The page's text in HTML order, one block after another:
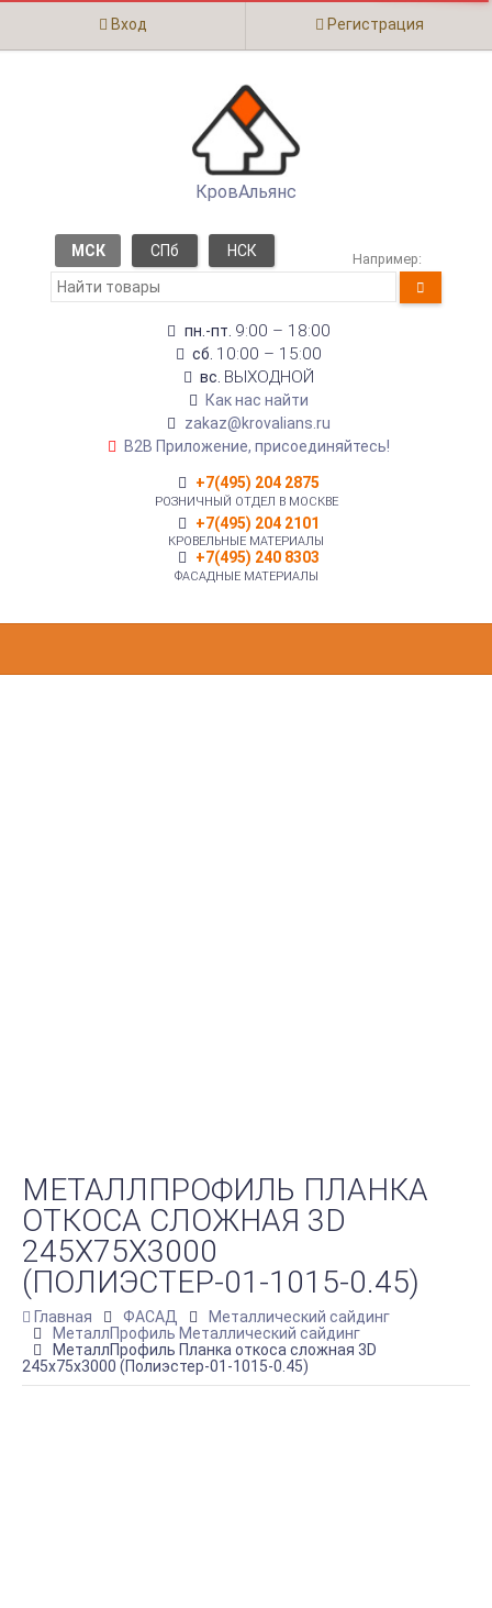
Вход Регистрация
КровАльянс
МСК СПб НСК Например:
пн.-пт. 9:00 – 18:00
сб. 10:00 – 15:00
вс. ВЫХОДНОЙ
Как нас найти
zakaz@krovalians.ru
B2B Приложение, присоединяйтесь!
+7(495) 204 2875
РОЗНИЧНЫЙ ОТДЕЛ В МОСКВЕ
+7(495) 204 2101
КРОВЕЛЬНЫЕ МАТЕРИАЛЫ
+7(495) 240 8303
ФАСАДНЫЕ МАТЕРИАЛЫ
МЕТАЛЛПРОФИЛЬ ПЛАНКА
ОТКОСА СЛОЖНАЯ 3D
245Х75Х3000
(ПОЛИЭСТЕР-01-1015-0.45)
Главная ФАСАД
Металлический сайдинг
МеталлПрофиль Металлический сайдинг
МеталлПрофиль Планка откоса сложная 3D
245х75х3000 (Полиэстер-01-1015-0.45)